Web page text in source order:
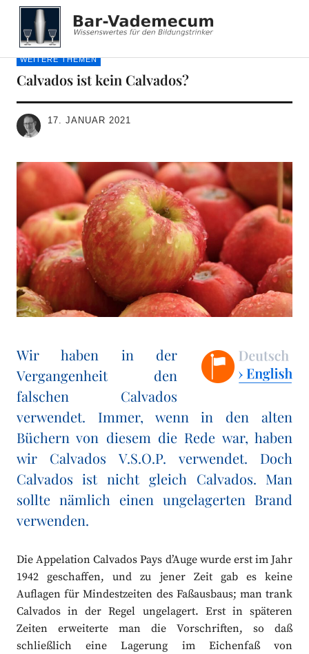
Bar-Vademecum
WEITERE THEMEN
Calvados ist kein Calvados?
17. JANUAR 2021
Wir haben in der
Vergangenheit den
falschen Calvados
verwendet. Immer, wenn in den alten
Büchern von diesem die Rede war, haben
wir Calvados V.S.O.P. verwendet. Doch
Calvados ist nicht gleich Calvados. Man
sollte nämlich einen ungelagerten Brand
verwenden.
Die Appelation Calvados Pays d’Auge wurde erst im Jahr
1942 geschaffen, und zu jener Zeit gab es keine
Auflagen für Mindestzeiten des Faßausbaus; man trank
Calvados in der Regel ungelagert. Erst in späteren
Zeiten erweiterte man die Vorschriften, so daß
schließlich eine Lagerung im Eichenfaß von